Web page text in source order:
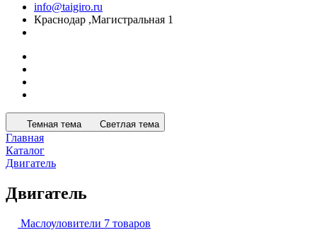
info@taigiro.ru
Краснодар ,Магистральная 1
Темная тема Светлая тема
Главная
Каталог
Двигатель
Двигатель
Маслоуловители 7 товаров